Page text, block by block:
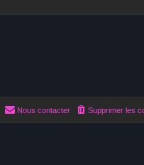
Supprimer les
Nous contacter